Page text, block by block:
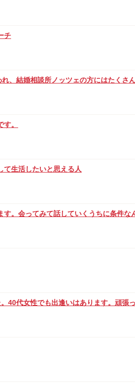
チ
、結婚相談所ノッツェの方にはたくさん
。
て生活したいと思える人
。会ってみて話していくうちに条件な
40代女性でも出逢いはあります。頑張っ